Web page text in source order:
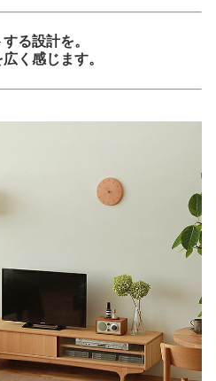
る設計を。
く感じます。